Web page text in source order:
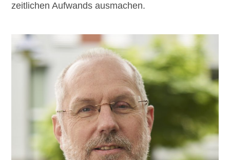
zeitlichen Aufwands ausmachen.